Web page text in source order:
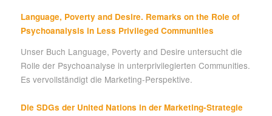
Language, Poverty and Desire. Remarks on the Role of
Psychoanalysis in Less Privileged Communities
Unser Buch Language, Poverty and Desire untersucht die
Rolle der Psychoanalyse in unterprivilegierten Communities.
Es vervollständigt die Marketing-Perspektive.
Die SDGs der United Nations in der Marketing-Strategie